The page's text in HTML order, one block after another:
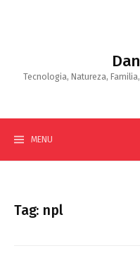
Tecnologia, Natureza,
MENU
Tag: npl